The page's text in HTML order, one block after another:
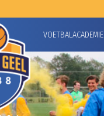
VOETBALACADEMIE